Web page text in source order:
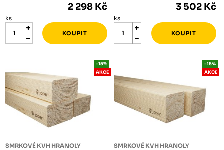
2 298 Kč
ks
3 502 Kč
ks
SMRKOVÉ KVH HRANOLY
-15%
AKCE
SMRKOVÉ KVH HRANOLY
-15%
AKCE